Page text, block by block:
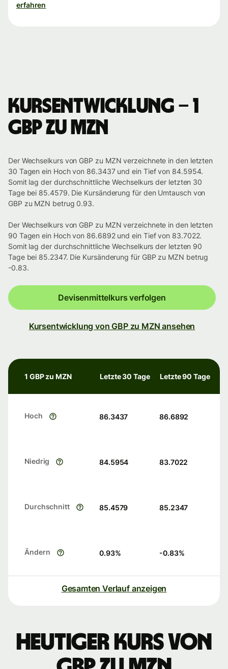
erfahren
Kursentwicklung – 1
GBP zu MZN
Der Wechselkurs von GBP zu MZN verzeichnete in den letzten
30 Tagen ein Hoch von 86.3437 und ein Tief von 84.5954.
Somit lag der durchschnittliche Wechselkurs der letzten 30
Tage bei 85.4579. Die Kursänderung für den Umtausch von
GBP zu MZN betrug 0.93.
Der Wechselkurs von GBP zu MZN verzeichnete in den letzten
90 Tagen ein Hoch von 86.6892 und ein Tief von 83.7022.
Somit lag der durchschnittliche Wechselkurs der letzten 90
Tage bei 85.2347. Die Kursänderung für GBP zu MZN betrug
-0.83.
Devisenmittelkurs verfolgen
Kursentwicklung von GBP zu MZN ansehen
1 GBP zu MZN Letzte 30 Tage Letzte 90 Tage
Hoch 86.3437 86.6892
Niedrig 84.5954 83.7022
Durchschnitt 85.4579 85.2347
Ändern 0.93% -0.83%
Gesamten Verlauf anzeigen
Heutiger Kurs von